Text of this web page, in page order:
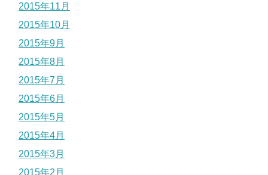
2015年11月
2015年10月
2015年9月
2015年8月
2015年7月
2015年6月
2015年5月
2015年4月
2015年3月
2015年2月